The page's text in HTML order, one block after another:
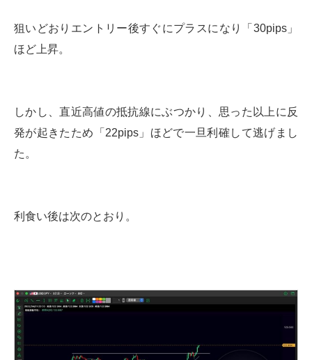
狙いどおりエントリー後すぐにプラスになり「30pips」
ほど上昇。
しかし、直近高値の抵抗線にぶつかり、思った以上に反
発が起きたため「22pips」ほどで一旦利確して逃げまし
た。
利食い後は次のとおり。